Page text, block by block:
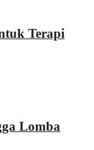
Terapi
Lomba